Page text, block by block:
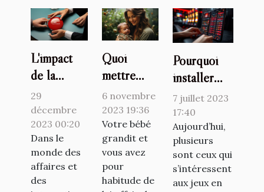
L'impact
de la
première
impression
dans
l'accueil
29
décembre
2023 00:20
Dans le
monde des
affaires et
des
Quoi
mettre
dans une
liste de
naissance ?
6 novembre
2023 19:36
Votre bébé
grandit et
vous avez
pour
habitude de
Pourquoi
installer
l’application
1xbet ?
7 juillet 2023
17:40
Aujourd’hui,
plusieurs
sont ceux qui
s’intéressent
aux jeux en